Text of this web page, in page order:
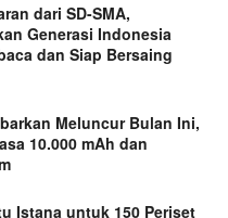
dari SD-SMA,
Generasi Indonesia
dan Siap Bersaing
Meluncur Bulan Ini,
10.000 mAh dan
Istana untuk 150 Periset